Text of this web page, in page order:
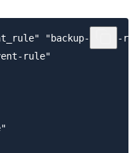
"backup-event-
rule"